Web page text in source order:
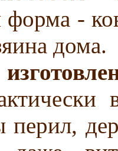
форма -
дома.
перил,